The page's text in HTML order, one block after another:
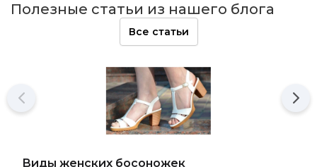
Полезные статьи из нашего блога
Все статьи
Виды женских босоножек